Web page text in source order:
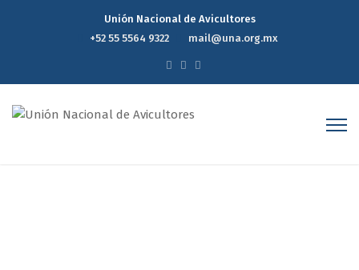
Unión Nacional de Avicultores
+52 55 5564 9322
mail@una.org.mx